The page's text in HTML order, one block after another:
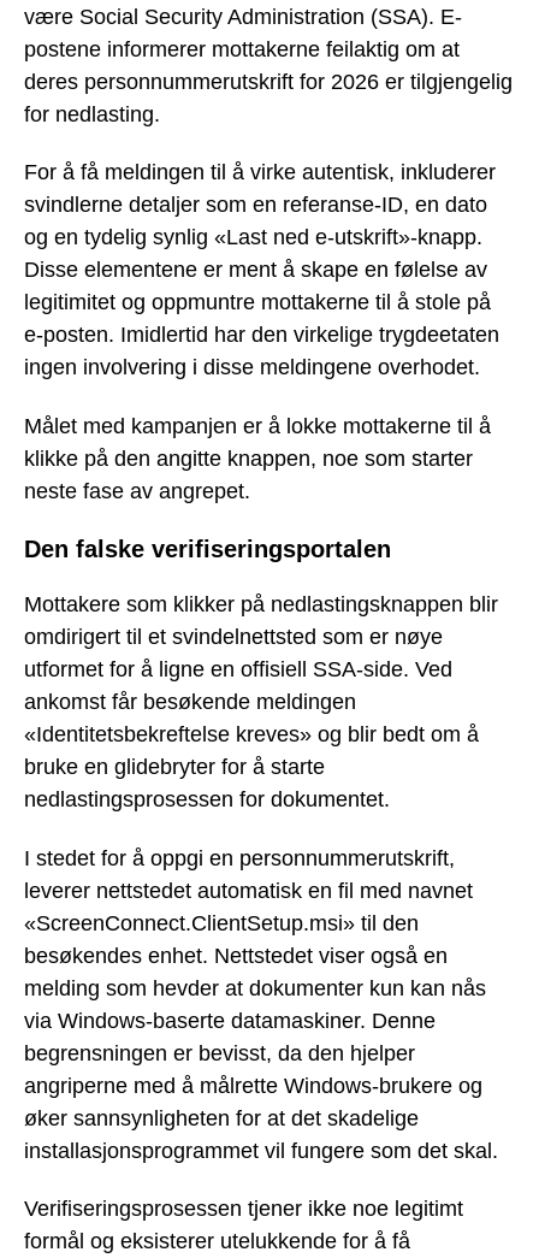
være Social Security Administration (SSA). E-
postene informerer mottakerne feilaktig om at
deres personnummerutskrift for 2026 er tilgjengelig
for nedlasting.
For å få meldingen til å virke autentisk, inkluderer
svindlerne detaljer som en referanse-ID, en dato
og en tydelig synlig «Last ned e-utskrift»-knapp.
Disse elementene er ment å skape en følelse av
legitimitet og oppmuntre mottakerne til å stole på
e-posten. Imidlertid har den virkelige trygdeetaten
ingen involvering i disse meldingene overhodet.
Målet med kampanjen er å lokke mottakerne til å
klikke på den angitte knappen, noe som starter
neste fase av angrepet.
Den falske verifiseringsportalen
Mottakere som klikker på nedlastingsknappen blir
omdirigert til et svindelnettsted som er nøye
utformet for å ligne en offisiell SSA-side. Ved
ankomst får besøkende meldingen
«Identitetsbekreftelse kreves» og blir bedt om å
bruke en glidebryter for å starte
nedlastingsprosessen for dokumentet.
I stedet for å oppgi en personnummerutskrift,
leverer nettstedet automatisk en fil med navnet
«ScreenConnect.ClientSetup.msi» til den
besøkendes enhet. Nettstedet viser også en
melding som hevder at dokumenter kun kan nås
via Windows-baserte datamaskiner. Denne
begrensningen er bevisst, da den hjelper
angriperne med å målrette Windows-brukere og
øker sannsynligheten for at det skadelige
installasjonsprogrammet vil fungere som det skal.
Verifiseringsprosessen tjener ikke noe legitimt
formål og eksisterer utelukkende for å få